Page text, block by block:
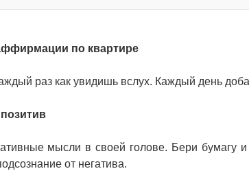
по квартире
раз как увидишь вслух. Каждый день
мысли в своей голове. Бери бумагу
от негатива.